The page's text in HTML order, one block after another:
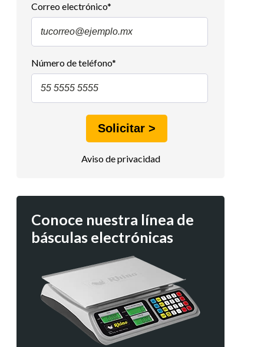
Correo electrónico*
Número de teléfono*
Aviso de privacidad
Conoce nuestra línea de
básculas electrónicas